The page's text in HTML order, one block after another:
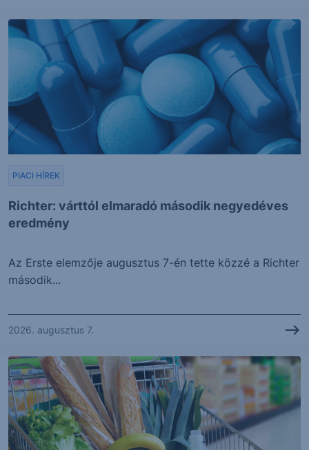
Richter: várttól elmaradó második negyedéves
eredmény
PIACI HÍREK
Az Erste elemzője augusztus 7-én tette közzé a Richter
második...
2026. augusztus 7.